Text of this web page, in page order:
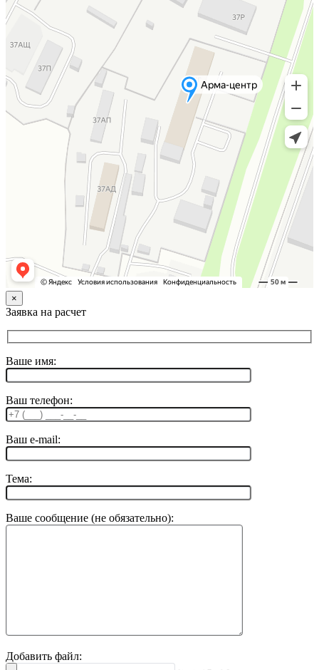
×
Заявка на расчет
Ваше имя:
Ваш телефон:
Ваш e-mail:
Тема:
Ваше сообщение (не обязательно):
Добавить файл: